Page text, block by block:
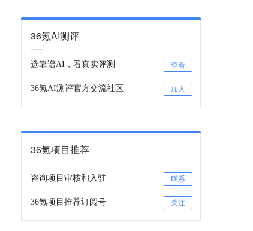
36氪AI测评
选靠谱AI，看真实评测 查看
36氪AI测评官方交流社区 加入
36氪项目推荐
咨询项目审核和入驻 联系
36氪项目推荐订阅号 关注